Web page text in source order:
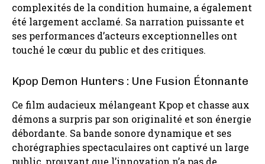
complexités de la condition humaine, a également
été largement acclamé. Sa narration puissante et
ses performances d’acteurs exceptionnelles ont
touché le cœur du public et des critiques.
Kpop Demon Hunters : Une Fusion Étonnante
Ce film audacieux mélangeant Kpop et chasse aux
démons a surpris par son originalité et son énergie
débordante. Sa bande sonore dynamique et ses
chorégraphies spectaculaires ont captivé un large
public, prouvant que l’innovation n’a pas de